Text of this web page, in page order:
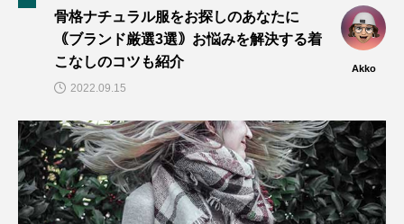
骨格ナチュラル服をお探しのあなたに
｟ブランド厳選3選｠お悩みを解決する着
こなしのコツも紹介
Akko
2022.09.15